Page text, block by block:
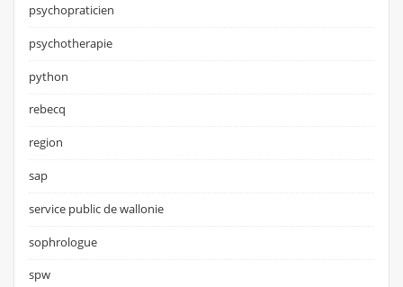
psychopraticien
psychotherapie
python
rebecq
region
sap
service public de wallonie
sophrologue
spw